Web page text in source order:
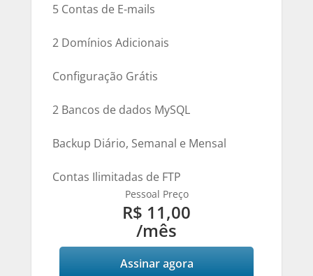
5 Contas de E-mails
2 Domínios Adicionais
Configuração Grátis
2 Bancos de dados MySQL
Backup Diário, Semanal e Mensal
Contas Ilimitadas de FTP
Pessoal Preço
R$ 11,00
/mês
Assinar agora